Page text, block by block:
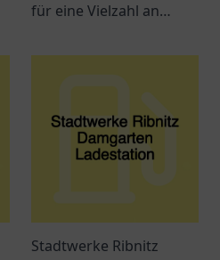
für eine Vielzahl an
einem entspannten
Reisende und Pendler.
Stadtwerke Ribnitz